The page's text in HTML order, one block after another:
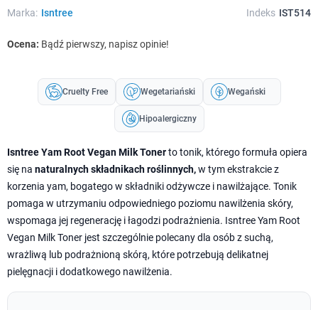
Marka: Isntree Indeks IST514
Ocena: Bądź pierwszy, napisz opinie!
Cruelty Free Wegetariański Wegański
Hipoalergiczny
Isntree Yam Root Vegan Milk Tonerto tonik, którego formuła opiera
się na naturalnych składnikach roślinnych,w tym ekstrakcie z
korzenia yam, bogatego w składniki odżywcze i nawilżające. Tonik
pomaga w utrzymaniu odpowiedniego poziomu nawilżenia skóry,
wspomaga jej regenerację i łagodzi podrażnienia. Isntree Yam Root
Vegan Milk Toner jest szczególnie polecany dla osób z suchą,
wrażliwą lub podrażnioną skórą, które potrzebują delikatnej
pielęgnacji i dodatkowego nawilżenia.